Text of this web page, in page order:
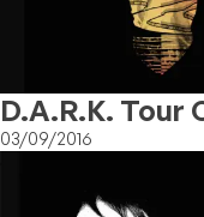
D.A.R.K. Tour
03/09/2016